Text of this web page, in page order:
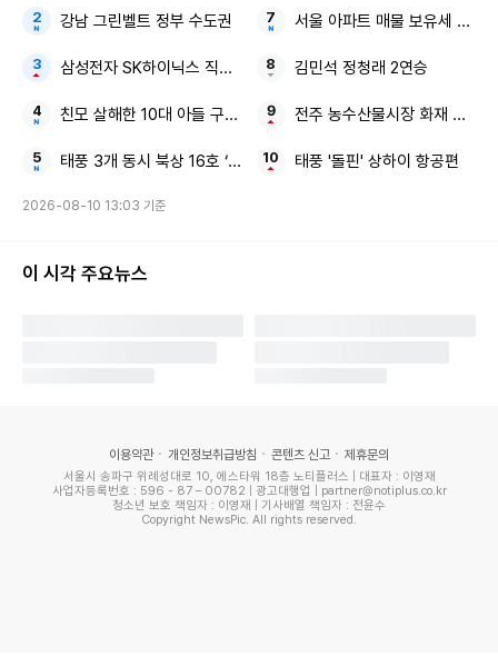
그 밖에도 한 대만 기자가 서희원, 서희제 자매가 마약을 구입
마약을 할 수 없다. 동생 서희재는 일주일에 평균 4일을 일하
선택을 시도한 대만의 국민 MC 미키 황이 '과거 구준엽이 자
신을 화장실로 끌고 가 마약을 강요했다'고 주장해 곤혹을 치
른 바 있다. 서희원은 즉각 성명을 발표하고 "미키 황의 허위
강남 그린벨트 정부 수도권
삼성전자 SK하이닉스 직원들
친모 살해한 10대 아들 구속 반려견
태풍 3개 동시 북상 16호 ‘페이러우’ 15호 ‘찬홈’
서울 아파트 매물 보유세 폭탄
김민석 정청래 2연승
전주 농수산물시장 화재 인명
태풍 '돌핀' 상하이 항공편
2026-08-10 13:03 기준
이 시각 주요뉴스
이용약관 개인정보취급방침 콘텐츠 신고 제휴문의
서울시 송파구 위례성대로 10, 에스타워 18층 노티플러스 | 대표자 : 이영재
사업자등록번호 : 596 - 87 – 00782 | 광고대행업 | partner@notiplus.co.kr
청소년 보호 책임자 : 이영재 | 기사배열 책임자 : 전윤수
Copyright NewsPic. All rights reserved.